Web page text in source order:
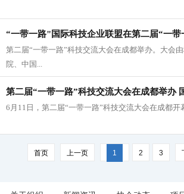
“一带一路"国际科技企业联盟在第二届“一带
之“一带一路”中外知名创新型企业创投论坛
第二届“一带一路”科技交流大会在成都举办。大会
院、中国...
第二届“一带一路”科技交流大会在成都举办
出席开幕式并发表主旨讲话
6月11日，第二届“一带一路”科技交流大会在成都开
首页 上一页 1 2 3